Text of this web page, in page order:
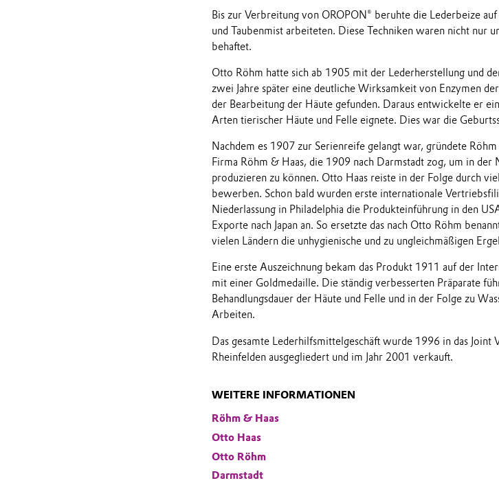
Bis zur Verbreitung von OROPON® beruhte die Lederbeize
und Taubenmist arbeiteten. Diese Techniken waren nicht nur
behaftet.
Otto Röhm hatte sich ab 1905 mit der Lederherstellung und
zwei Jahre später eine deutliche Wirksamkeit von Enzymen
der Bearbeitung der Häute gefunden. Daraus entwickelte er
Arten tierischer Häute und Felle eignete. Dies war die
Nachdem es 1907 zur Serienreife gelangt war, gründete
Firma Röhm & Haas, die 1909 nach Darmstadt zog, um in der
produzieren zu können. Otto Haas reiste in der Folge durch
bewerben. Schon bald wurden erste internationale
Niederlassung in Philadelphia die Produkteinführung in den
Exporte nach Japan an. So ersetzte das nach Otto Röhm
vielen Ländern die unhygienische und zu ungleichmäßigen
Eine erste Auszeichnung bekam das Produkt 1911 auf der
mit einer Goldmedaille. Die ständig verbesserten Präparate
Behandlungsdauer der Häute und Felle und in der Folge zu
Arbeiten.
Das gesamte Lederhilfsmittelgeschäft wurde 1996 in das
Rheinfelden ausgegliedert und im Jahr 2001 verkauft.
WEITERE INFORMATIONEN
Röhm & Haas
Otto Haas
Otto Röhm
Darmstadt